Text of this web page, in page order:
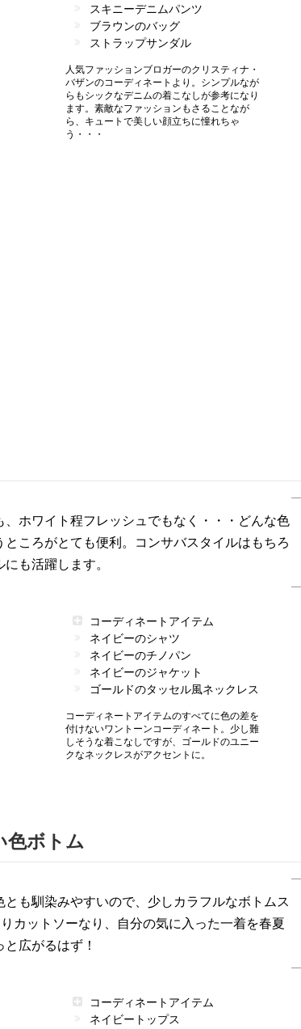
スキニーデニムパンツ
ブラウンのバッグ
ストラップサンダル
人気ファッションブロガーのクリスティナ・
バザンのコーディネートより。シンプルなが
らもシックなデニムの着こなしが参考になり
ます。素敵なファッションもさることなが
ら、キュートで美しい顔立ちに憧れちゃ
う・・・
ホワイト程フレッシュでもなく・・・どんな色
ころがとても便利。コンサバスタイルはもちろ
も活躍します。
コーディネートアイテム
ネイビーのシャツ
ネイビーのチノパン
ネイビーのジャケット
ゴールドのタッセル風ネックレス
コーディネートアイテムのすべてに色の差を
付けないワントーンコーディネート。少し難
しそうな着こなしですが、ゴールドのユニー
クなネックレスがアクセントに。
色ボトム
も馴染みやすいので、少しカラフルなボトムス
カットソーなり、自分の気に入った一着を春夏
広がるはず！
コーディネートアイテム
ネイビートップス